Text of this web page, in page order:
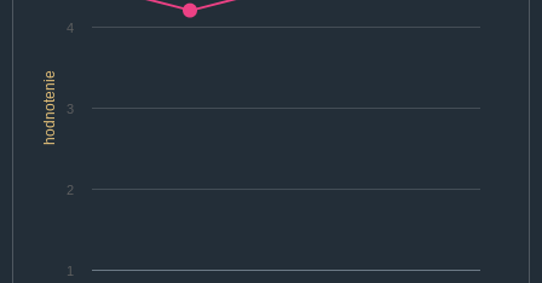
hodnotenie
1
2
3
4